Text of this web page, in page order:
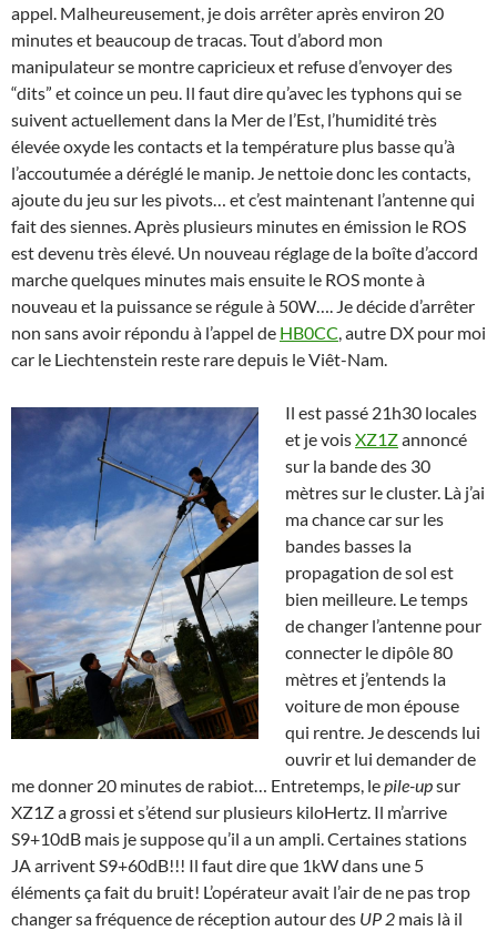
appel. Malheureusement, je dois arrêter après environ 20
minutes et beaucoup de tracas. Tout d’abord mon
manipulateur se montre capricieux et refuse d’envoyer des
“dits” et coince un peu. Il faut dire qu’avec les typhons qui se
suivent actuellement dans la Mer de l’Est, l’humidité très
élevée oxyde les contacts et la température plus basse qu’à
l’accoutumée a déréglé le manip. Je nettoie donc les contacts,
ajoute du jeu sur les pivots… et c’est maintenant l’antenne qui
fait des siennes. Après plusieurs minutes en émission le ROS
est devenu très élevé. Un nouveau réglage de la boîte d’accord
marche quelques minutes mais ensuite le ROS monte à
nouveau et la puissance se régule à 50W…. Je décide d’arrêter
non sans avoir répondu à l’appel de HB0CC , autre DX pour moi
car le Liechtenstein reste rare depuis le Viêt-Nam.
Il est passé 21h30 locales
et je voisXZ1Zannoncé
sur la bande des 30
mètres sur le cluster. Là j’ai
ma chance car sur les
bandes basses la
propagation de sol est
bien meilleure. Le temps
de changer l’antenne pour
connecter le dipôle 80
mètres et j’entends la
voiture de mon épouse
qui rentre. Je descends lui
ouvrir et lui demander de
me donner 20 minutes de rabiot… Entretemps, lepile-upsur
XZ1Z a grossi et s’étend sur plusieurs kiloHertz. Il m’arrive
S9+10dB mais je suppose qu’il a un ampli. Certaines stations
JA arrivent S9+60dB!!! Il faut dire que 1kW dans une 5
éléments ça fait du bruit! L’opérateur avait l’air de ne pas trop
changer sa fréquence de réception autour des UP 2 mais là il